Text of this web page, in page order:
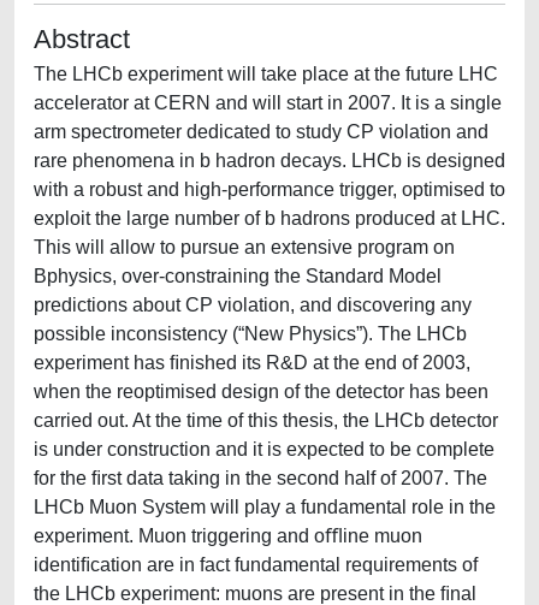
Abstract
The LHCb experiment will take place at the future LHC
accelerator at CERN and will start in 2007. It is a single
arm spectrometer dedicated to study CP violation and
rare phenomena in b hadron decays. LHCb is designed
with a robust and high-performance trigger, optimised to
exploit the large number of b hadrons produced at LHC.
This will allow to pursue an extensive program on
Bphysics, over-constraining the Standard Model
predictions about CP violation, and discovering any
possible inconsistency (“New Physics”). The LHCb
experiment has ﬁnished its R&D at the end of 2003,
when the reoptimised design of the detector has been
carried out. At the time of this thesis, the LHCb detector
is under construction and it is expected to be complete
for the ﬁrst data taking in the second half of 2007. The
LHCb Muon System will play a fundamental role in the
experiment. Muon triggering and oﬄine muon
identiﬁcation are in fact fundamental requirements of
the LHCb experiment: muons are present in the ﬁnal